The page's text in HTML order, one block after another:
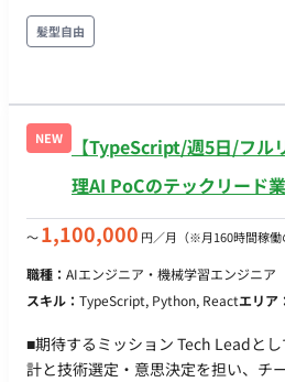
の業務もお願いいたします。 ＜チーム体制＞ PM＋メンバー複
数名 ＋今回募集の方（PMとメンバ
PCのみ ・インボイス制度：未登録
払いになります
髪型自由
NEW
【TypeScript/週5日/フル
理AI PoCのテックリード
〜1,100,000 円／月 （※月160時間稼働
職種： AIエンジニア・機械学習エンジニア
スキル： TypeScript, Python, Reactエリア：
■期待するミッション Tech Leadと
計と技術選定・意思決定を担い、チ